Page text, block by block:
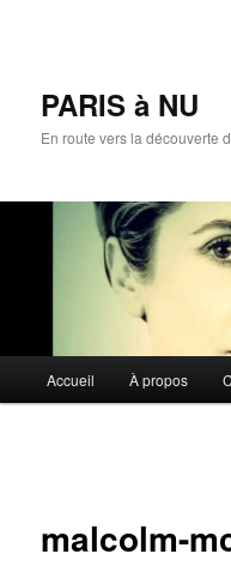
PARIS à NU
En route vers la découverte
principal
Accueil À propos
malcolm-